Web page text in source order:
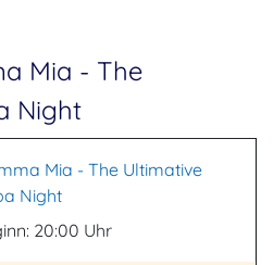
Mia - The
Night
Mia - The Ultimative
Night
20:00 Uhr